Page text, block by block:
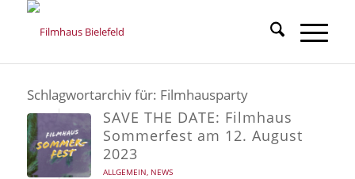
Schlagwortarchiv für: Filmhausparty
SAVE THE DATE: Filmhaus
Sommerfest am 12. August
2023
ALLGEMEIN, NEWS